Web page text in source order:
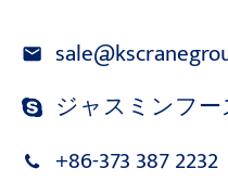
ジャスミンフ
+86-373 387 2232